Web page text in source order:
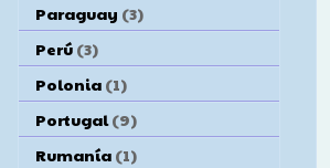
Paraguay (3)
Perú (3)
Polonia (1)
Portugal (9)
Rumanía (1)